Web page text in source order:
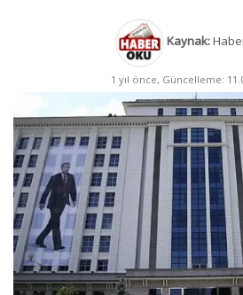
Kaynak:
1 yıl önce, Güncelleme: